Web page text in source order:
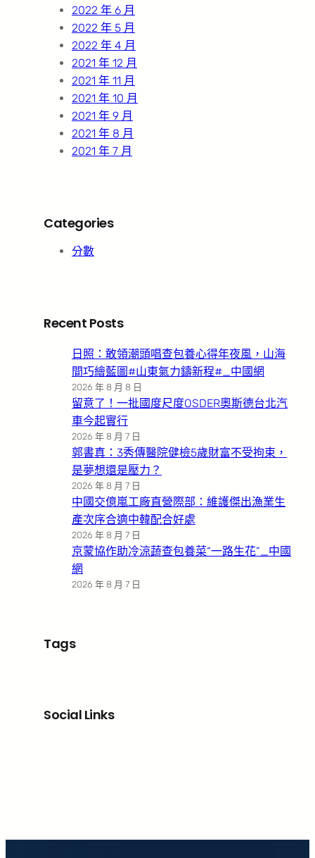
2022 年 6 月
2022 年 5 月
2022 年 4 月
2021 年 12 月
2021 年 11 月
2021 年 10 月
2021 年 9 月
2021 年 8 月
2021 年 7 月
Categories
分數
Recent Posts
日照：敢領潮頭唱查包養心得年夜風，山海
間巧繪藍圖#山東氣力鑄新程#_中國網
2026 年 8 月 8 日
留意了！一批國度尺度OSDER奧斯德台北汽
車今起實行
2026 年 8 月 7 日
郭書真：3秀傳醫院健檢5歲財富不受拘束，
是夢想還是壓力？
2026 年 8 月 7 日
中國交億嵐工廠直營際部：維護傑出漁業生
產次序合適中韓配合好處
2026 年 8 月 7 日
京蒙協作助冷涼蔬查包養菜“一路生花”_中國
網
2026 年 8 月 7 日
Tags
Social Links